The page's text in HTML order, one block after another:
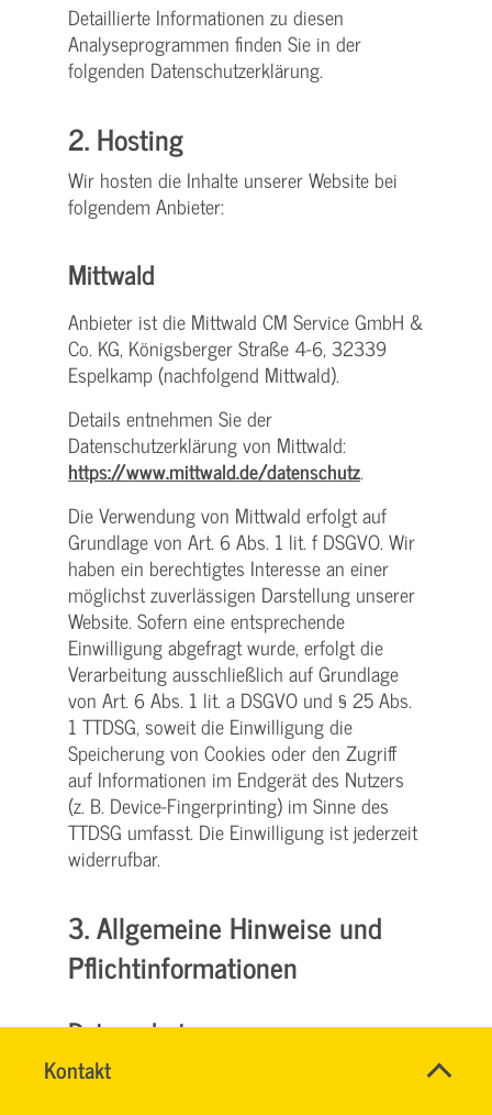
Kontakt
HASSNAE
Name*
Detaillierte Informationen zu diesen
Analyseprogrammen finden Sie in der
folgenden Datenschutzerklärung.
2. Hosting
Wir hosten die Inhalte unserer Website bei
folgendem Anbieter:
Mittwald
Anbieter ist die Mittwald CM Service GmbH &
Co. KG, Königsberger Straße 4-6, 32339
Espelkamp (nachfolgend Mittwald).
Details entnehmen Sie der
Datenschutzerklärung von Mittwald:
https://www.mittwald.de/datenschutz.
Die Verwendung von Mittwald erfolgt auf
Grundlage von Art. 6 Abs. 1 lit. f DSGVO. Wir
haben ein berechtigtes Interesse an einer
möglichst zuverlässigen Darstellung unserer
Website. Sofern eine entsprechende
Einwilligung abgefragt wurde, erfolgt die
Verarbeitung ausschließlich auf Grundlage
von Art. 6 Abs. 1 lit. a DSGVO und § 25 Abs.
1 TTDSG, soweit die Einwilligung die
Speicherung von Cookies oder den Zugriff
auf Informationen im Endgerät des Nutzers
(z. B. Device-Fingerprinting) im Sinne des
TTDSG umfasst. Die Einwilligung ist jederzeit
widerrufbar.
3. Allgemeine Hinweise und
Pflicht­informationen
Datenschutz
Die Betreiber dieser Seiten nehmen den